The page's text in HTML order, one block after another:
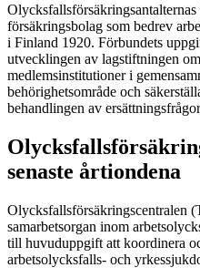
försäkringsbolag som bedrev
i Finland 1920. Förbundets
utvecklingen av lagstiftningen
medlemsinstitutioner i
behörighetsområde och
behandlingen av
senaste årtiondena
Olycksfallsförsäkringscentralen
samarbetsorgan inom
till huvuduppgift att koordinera
arbetsolycksfalls- och